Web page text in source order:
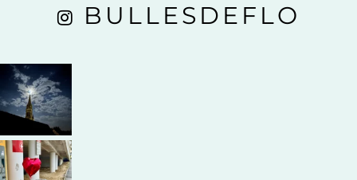
BULLESDEFLO